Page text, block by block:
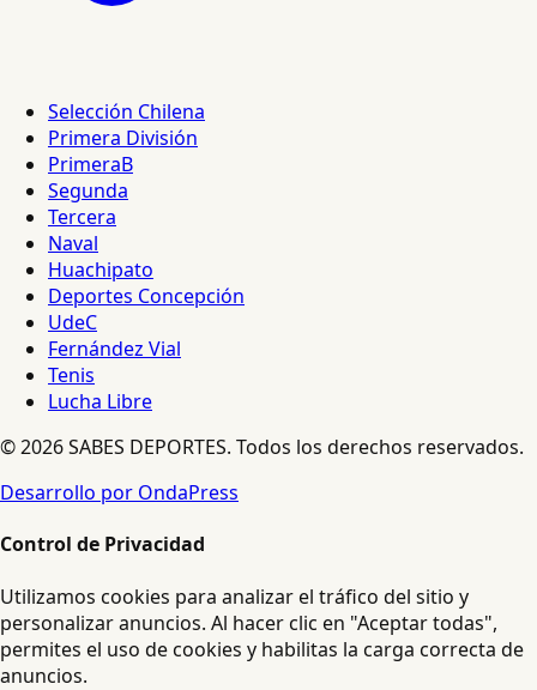
Selección Chilena
Primera División
PrimeraB
Segunda
Tercera
Naval
Huachipato
Deportes Concepción
UdeC
Fernández Vial
Tenis
Lucha Libre
© 2026 SABES DEPORTES. Todos los derechos reservados.
Desarrollo por OndaPress
Control de Privacidad
Utilizamos cookies para analizar el tráfico del sitio y
personalizar anuncios. Al hacer clic en "Aceptar todas",
permites el uso de cookies y habilitas la carga correcta de
anuncios.